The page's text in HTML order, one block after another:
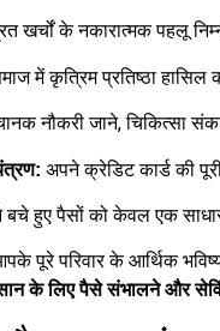
खर्चों के नकारात्मक पहलू
में कृत्रिम प्रतिष्ठा
नौकरी जाने, चिकित्सा
अपने क्रेडिट कार्ड की
हुए पैसों को केवल एक
पूरे परिवार के आर्थिक
के लिए पैसे संभालने और